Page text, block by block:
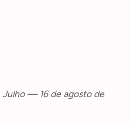
Julho — 16 de agosto de